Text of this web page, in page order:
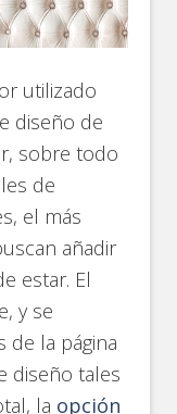
utilizado
diseño de
sobre todo
de
el más
añadir
estar. El
y se
de la página
diseño tales
la opción